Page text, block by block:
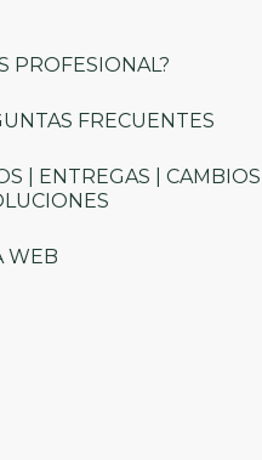
PROFESIONAL?
FRECUENTES
| ENTREGAS | CAMBIOS |
WEB